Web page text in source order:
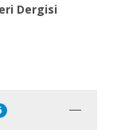
Dergisi